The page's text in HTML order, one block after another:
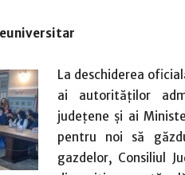
La deschiderea
ai autorităţilor
judeţene şi ai
pentru noi să
gazdelor, Consiliul